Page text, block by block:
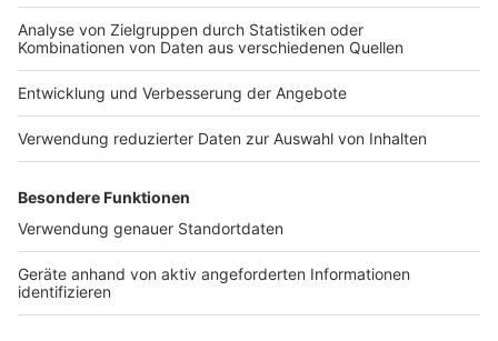
Weitere Infos und Links zum Thema:
Anzeige
Fraunhofer IAO gefördert
NGG stellt Personalmangel im Bäckerhandwerk fest
Das Antenne Düsseldorf Job- und Ausbildungsportal